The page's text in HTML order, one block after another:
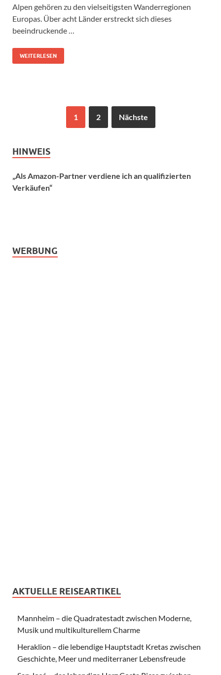
Alpen gehören zu den vielseitigsten Wanderregionen
Europas. Über acht Länder erstreckt sich dieses
beeindruckende …
WEITERLESEN
1 2 Nächste
HINWEIS
„Als Amazon-Partner verdiene ich an qualifizierten
Verkäufen“
WERBUNG
AKTUELLE REISEARTIKEL
Mannheim – die Quadratestadt zwischen Moderne,
Musik und multikulturellem Charme
Heraklion – die lebendige Hauptstadt Kretas zwischen
Geschichte, Meer und mediterraner Lebensfreude